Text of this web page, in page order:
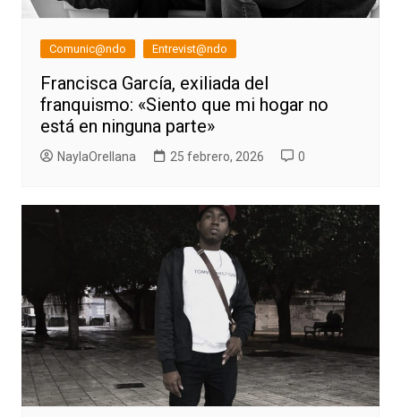
Comunic@ndo Entrevist@ndo
Francisca García, exiliada del
franquismo: «Siento que mi hogar no
está en ninguna parte»
NaylaOrellana 25 febrero, 2026 0